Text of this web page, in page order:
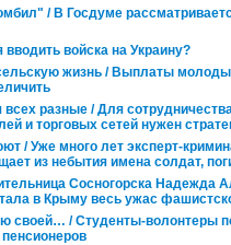
/ В Госдуме
войска на Украину?
жизнь / Выплаты
всех разные / Для
и торговых сетей нужен
/ Уже много лет эксперт-
из небытия имена солдат,
Сосногорска Надежда
в Крыму весь ужас
своей… / Студенты-волонтеры